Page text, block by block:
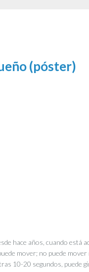
(póster)
hace años, cuando
mover; no puede
10-20 segundos, puede